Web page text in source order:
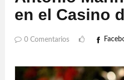
en el Casino
0 Comentarios